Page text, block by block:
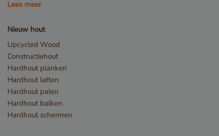
Lees meer
Nieuw hout
Upcycled Wood
Constructiehout
Hardhout planken
Hardhout latten
Hardhout palen
Hardhout balken
Hardhout schermen
_sweetSessionId
VISITOR_PRIVACY_METADATA